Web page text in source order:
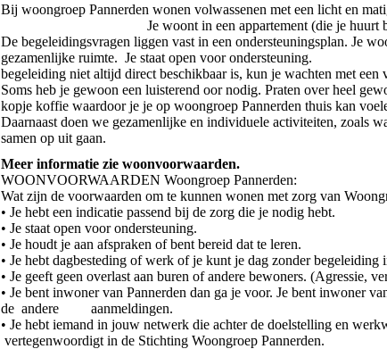
Bij woongroep Pannerden wonen volwassenen met een licht
Je woont in een appartement (die je huurt bij
De begeleidingsvragen liggen vast in een ondersteuningsplan. Je
gezamenlijke ruimte. Je staat open voor
begeleiding niet altijd direct beschikbaar is, kun je wachten met een
Soms heb je gewoon een luisterend oor nodig. Praten over heel
kopje koffie waardoor je je op woongroep Pannerden thuis kan
Daarnaast doen we gezamenlijke en individuele activiteiten, zoals
samen op uit gaan.
Meer informatie zie woonvoorwaarden.
WOONVOORWAARDEN Woongroep Pannerden:
Wat zijn de voorwaarden om te kunnen wonen met zorg van
• Je hebt een indicatie passend bij de zorg die je nodig hebt.
• Je staat open voor ondersteuning.
• Je houdt je aan afspraken of bent bereid dat te leren.
• Je hebt dagbesteding of werk of je kunt je dag zonder begeleiding
• Je geeft geen overlast aan buren of andere bewoners. (Agressie,
• Je bent inwoner van Pannerden dan ga je voor. Je bent inwoner
de andere aanmeldingen.
• Je hebt iemand in jouw netwerk die achter de doelstelling en
vertegenwoordigt in de Stichting Woongroep Pannerden.